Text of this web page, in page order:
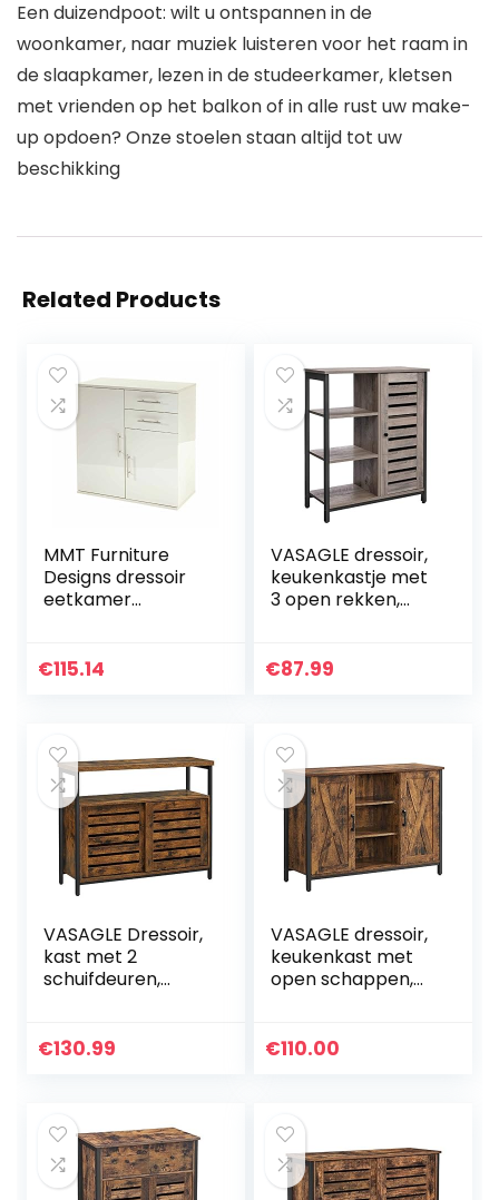
Een duizendpoot: wilt u ontspannen in de
woonkamer, naar muziek luisteren voor het raam in
de slaapkamer, lezen in de studeerkamer, kletsen
met vrienden op het balkon of in alle rust uw make-
up opdoen? Onze stoelen staan altijd tot uw
beschikking
Related Products
MMT Furniture
Designs dressoir
eetkamer
met glans
€115.14
VASAGLE dressoir,
keukenkastje met
3 open rekken,
keuken,
€87.99
VASAGLE Dressoir,
kast met 2
schuifdeuren,
keuken, eetkamer,
€130.99
VASAGLE dressoir,
keukenkast met
open schappen,
woonkamer,
€110.00